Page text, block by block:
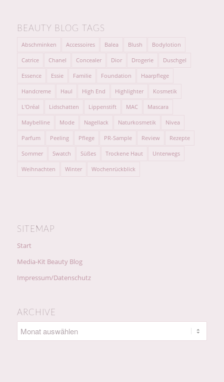
BEAUTY BLOG TAGS
Abschminken Accessoires Balea Blush Bodylotion
Catrice Chanel Concealer Dior Drogerie Duschgel
Essence Essie Familie Foundation Haarpflege
Handcreme Haul High End Highlighter Kosmetik
L'Oréal Lidschatten Lippenstift MAC Mascara
Maybelline Mode Nagellack Naturkosmetik Nivea
Parfum Peeling Pflege PR-Sample Review Rezepte
Sommer Swatch Süßes Trockene Haut Unterwegs
Weihnachten Winter Wochenrückblick
SITEMAP
Start
Media-Kit Beauty Blog
Impressum/Datenschutz
ARCHIVE